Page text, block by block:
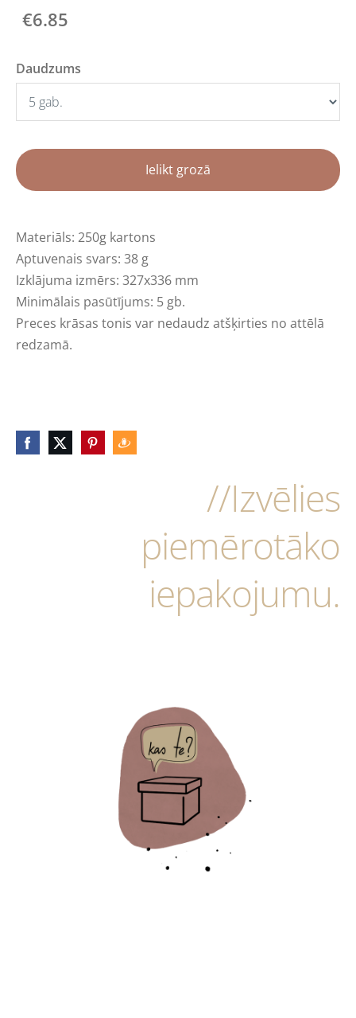
//Izvēlies
piemērotāko
iepakojumu.
€6.85
Daudzums
Ielikt grozā
Materiāls: 250g kartons
Aptuvenais svars: 38 g
Izklājuma izmērs: 327x336 mm
Minimālais pasūtījums: 5 gb.
Preces krāsas tonis var nedaudz atšķirties no attēlā
redzamā.